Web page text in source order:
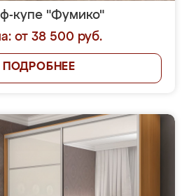
купе "Фумико"
от 38 500 руб.
ПОДРОБНЕЕ